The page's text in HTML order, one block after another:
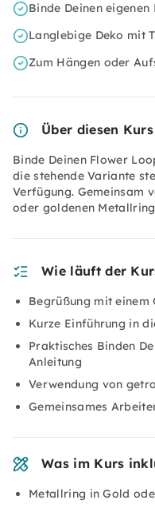
Binde Deinen
Langlebige Deko mit
Zum Hängen oder
Über diesen Kurs
Binde Deinen Flower
die stehende Variante
Verfügung. Gemeinsam
oder goldenen
Wie läuft der
Begrüßung mit einem
Kurze Einführung in
Praktisches Binden
Anleitung
Verwendung von
Gemeinsames
Was im Kurs
Metallring in Gold